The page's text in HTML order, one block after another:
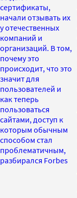
сертификаты,
начали отзывать их
у отечественных
компаний и
организаций. В том,
почему это
происходит, что это
значит для
пользователей и
как теперь
пользоваться
сайтами, доступ к
которым обычным
способом стал
проблематичным,
разбирался Forbes